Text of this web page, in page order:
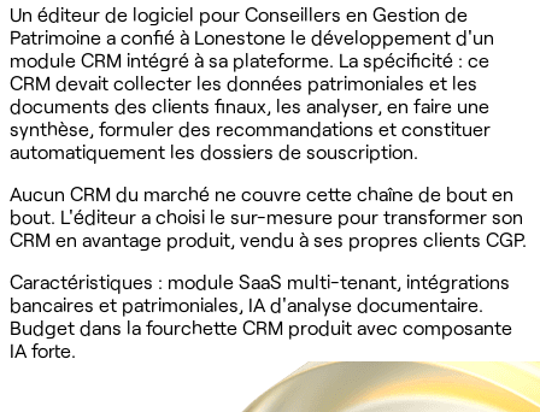
Un éditeur de logiciel pour Conseillers en Gestion de
Patrimoine a confié à Lonestone le développement d'un
module CRM intégré à sa plateforme. La spécificité : ce
CRM devait collecter les données patrimoniales et les
documents des clients finaux, les analyser, en faire une
synthèse, formuler des recommandations et constituer
automatiquement les dossiers de souscription.
Aucun CRM du marché ne couvre cette chaîne de bout en
bout. L'éditeur a choisi le sur-mesure pour transformer son
CRM en avantage produit, vendu à ses propres clients CGP.
Caractéristiques : module SaaS multi-tenant, intégrations
bancaires et patrimoniales, IA d'analyse documentaire.
Budget dans la fourchette CRM produit avec composante
IA forte.